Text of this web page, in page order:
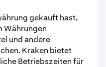
gekauft hast,
Währungen
und andere
Kraken bietet
Betriebszeiten für